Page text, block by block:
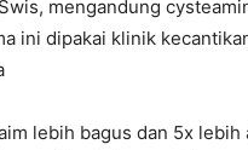
mengandung
ini dipakai klinik
lebih bagus dan 5x